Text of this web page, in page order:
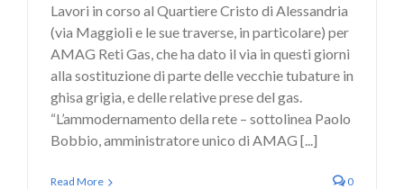
Lavori in corso al Quartiere Cristo di Alessandria
(via Maggioli e le sue traverse, in particolare) per
AMAG Reti Gas, che ha dato il via in questi giorni
alla sostituzione di parte delle vecchie tubature in
ghisa grigia, e delle relative prese del gas.
“L’ammodernamento della rete – sottolinea Paolo
Bobbio, amministratore unico di AMAG [...]
Read More 0